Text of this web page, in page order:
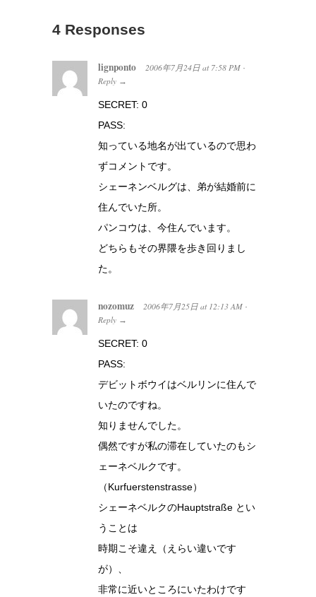
4 Responses
lignponto 2006年7月24日 at 7:58 PM ·
Reply →
SECRET: 0
PASS:
知っている地名が出ているので思わ
ずコメントです。
シェーネンベルグは、弟が結婚前に
住んでいた所。
パンコウは、今住んでいます。
どちらもその界隈を歩き回りまし
た。
nozomuz 2006年7月25日 at 12:13 AM ·
Reply →
SECRET: 0
PASS:
デビットボウイはベルリンに住んで
いたのですね。
知りませんでした。
偶然ですが私の滞在していたのもシ
ェーネベルクです。
（Kurfuerstenstrasse）
シェーネベルクのHauptstraße とい
うことは
時期こそ違え（えらい違いです
が）、
非常に近いところにいたわけです